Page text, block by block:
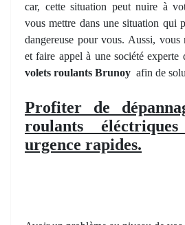
car, cette situation peut nuire à
vous mettre dans une situation qui
dangereuse pour vous. Aussi, vous
et faire appel à une société experte
volets roulants Brunoy afin de
Profiter de
roulants
urgence rapides.